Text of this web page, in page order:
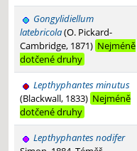
Gongylidiellum
latebricola(O. Pickard-
Cambridge, 1871) Nejméně
dotčené druhy
Lepthyphantes minutus
(Blackwall, 1833) Nejméně
dotčené druhy
Lepthyphantes nodifer